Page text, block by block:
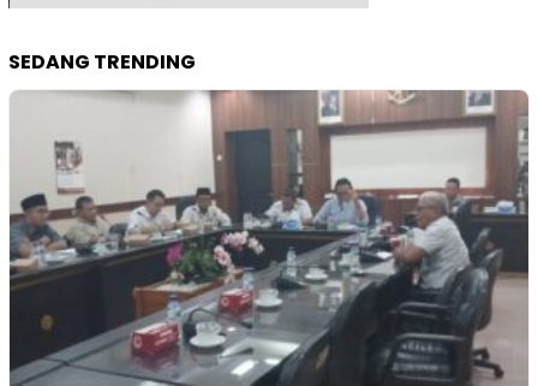
SEDANG TRENDING